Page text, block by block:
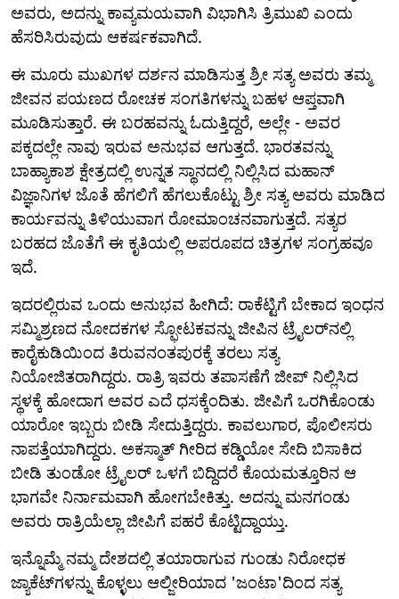
ಅವರು, ಅದನ್ನು ಕಾವ್ಯಮಯವಾಗಿ ವಿಭಾಗಿಸಿ ತ್ರಿಮುಖಿ ಎಂದು
ಹೆಸರಿಸಿರುವುದು ಆಕರ್ಷಕವಾಗಿದೆ.
ಈ ಮೂರು ಮುಖಗಳ ದರ್ಶನ ಮಾಡಿಸುತ್ತ ಶ್ರೀ ಸತ್ಯ ಅವರು ತಮ್ಮ
ಜೀವನ ಪಯಣದ ರೋಚಕ ಸಂಗತಿಗಳನ್ನು ಬಹಳ ಆಪ್ತವಾಗಿ
ಮೂಡಿಸುತ್ತಾರೆ. ಈ ಬರಹವನ್ನು ಓದುತ್ತಿದ್ದರೆ, ಅಲ್ಲೇ - ಅವರ
ಪಕ್ಕದಲ್ಲೇ ನಾವು ಇರುವ ಅನುಭವ ಆಗುತ್ತದೆ. ಭಾರತವನ್ನು
ಬಾಹ್ಯಾಕಾಶ ಕ್ಷೇತ್ರದಲ್ಲಿ ಉನ್ನತ ಸ್ಥಾನದಲ್ಲಿ ನಿಲ್ಲಿಸಿದ ಮಹಾನ್
ವಿಜ್ಞಾನಿಗಳ ಜೊತೆ ಹೆಗಲಿಗೆ ಹೆಗಲುಕೊಟ್ಟು ಶ್ರೀ ಸತ್ಯ ಅವರು ಮಾಡಿದ
ಕಾರ್ಯವನ್ನು ತಿಳಿಯುವಾಗ ರೋಮಾಂಚನವಾಗುತ್ತದೆ. ಸತ್ಯರ
ಬರಹದ ಜೊತೆಗೆ ಈ ಕೃತಿಯಲ್ಲಿ ಅಪರೂಪದ ಚಿತ್ರಗಳ ಸಂಗ್ರಹವೂ
ಇದೆ.
ಇದರಲ್ಲಿರುವ ಒಂದು ಅನುಭವ ಹೀಗಿದೆ: ರಾಕೆಟ್ಟಿಗೆ ಬೇಕಾದ ಇಂಧನ
ಸಮ್ಮಿಶ್ರಣದ ನೋದಕಗಳ ಸ್ಫೋಟಕವನ್ನು ಜೀಪಿನ ಟ್ರೈಲರ್‌ನಲ್ಲಿ
ಕಾರೈಕುಡಿಯಿಂದ ತಿರುವನಂತಪುರಕ್ಕೆ ತರಲು ಸತ್ಯ
ನಿಯೋಜಿತರಾಗಿದ್ದರು. ರಾತ್ರಿ ಇವರು ತಪಾಸಣೆಗೆ ಜೀಪ್ ನಿಲ್ಲಿಸಿದ
ಸ್ಥಳಕ್ಕೆ ಹೋದಾಗ ಅವರ ಎದೆ ಧಸಕ್ಕೆಂದಿತು. ಜೀಪಿಗೆ ಒರಗಿಕೊಂಡು
ಯಾರೋ ಇಬ್ಬರು ಬೀಡಿ ಸೇದುತ್ತಿದ್ದರು. ಕಾವಲುಗಾರ, ಪೊಲೀಸರು
ನಾಪತ್ತೆಯಾಗಿದ್ದರು. ಅಕಸ್ಮಾತ್ ಗೀರಿದ ಕಡ್ಡಿಯೋ ಸೇದಿ ಬಿಸಾಕಿದ
ಬೀಡಿ ತುಂಡೋ ಟ್ರೈಲರ್‌ ಒಳಗೆ ಬಿದ್ದಿದರೆ ಕೊಯಮತ್ತೂರಿನ ಆ
ಭಾಗವೇ ನಿರ್ನಾಮವಾಗಿ ಹೋಗಬೇಕಿತ್ತು. ಅದನ್ನು ಮನಗಂಡು
ಅವರು ರಾತ್ರಿಯೆಲ್ಲಾ ಜೀಪಿಗೆ ಪಹರೆ ಕೊಟ್ಟಿದ್ದಾಯ್ತು.
ಇನ್ನೊಮ್ಮೆ ನಮ್ಮ ದೇಶದಲ್ಲಿ ತಯಾರಾಗುವ ಗುಂಡು ನಿರೋಧಕ
ಜ್ಯಾಕೆಟ್‌ಗಳನ್ನು ಕೊಳ್ಳಲು ಆಲ್ಜೀರಿಯಾದ 'ಜಂಟಾ'ದಿಂದ ಸತ್ಯ